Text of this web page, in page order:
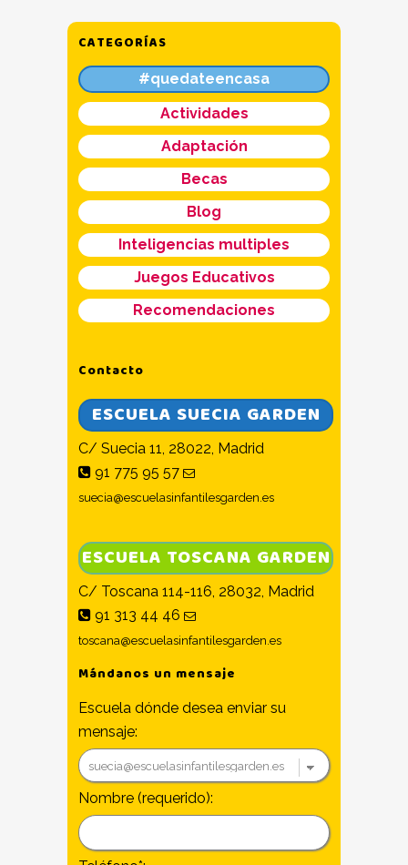
CATEGORÍAS
#quedateencasa
Actividades
Adaptación
Becas
Blog
Inteligencias multiples
Juegos Educativos
Recomendaciones
Contacto
ESCUELA SUECIA GARDEN
C/ Suecia 11, 28022, Madrid
91 775 95 57
suecia@escuelasinfantilesgarden.es
ESCUELA TOSCANA GARDEN
C/ Toscana 114-116, 28032, Madrid
91 313 44 46
toscana@escuelasinfantilesgarden.es
Mándanos un mensaje
Escuela dónde desea enviar su
mensaje:
Nombre (requerido):